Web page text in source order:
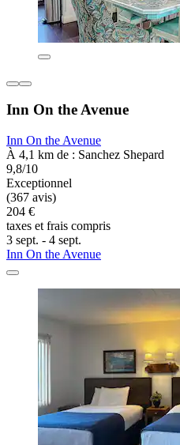
Inn On the Avenue
Inn On the Avenue
À 4,1 km de : Sanchez Shepard
9,8/10
Exceptionnel
(367 avis)
204 €
taxes et frais compris
3 sept. - 4 sept.
Inn On the Avenue